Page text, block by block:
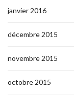
janvier 2016
décembre 2015
novembre 2015
octobre 2015